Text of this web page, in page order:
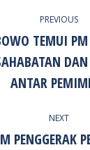
PREVIOUS
post:
TEMUI
ANTAR
NEXT
PENGGERAK